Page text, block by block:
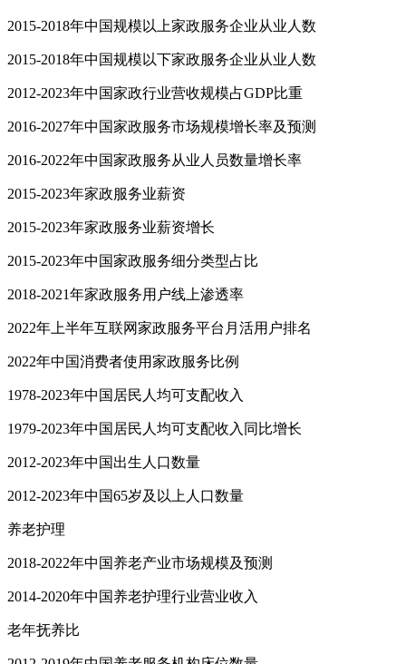
2015-2018年中国规模以上家政服务企业从业人数
2015-2018年中国规模以下家政服务企业从业人数
2012-2023年中国家政行业营收规模占GDP比重
2016-2027年中国家政服务市场规模增长率及预测
2016-2022年中国家政服务从业人员数量增长率
2015-2023年家政服务业薪资
2015-2023年家政服务业薪资增长
2015-2023年中国家政服务细分类型占比
2018-2021年家政服务用户线上渗透率
2022年上半年互联网家政服务平台月活用户排名
2022年中国消费者使用家政服务比例
1978-2023年中国居民人均可支配收入
1979-2023年中国居民人均可支配收入同比增长
2012-2023年中国出生人口数量
2012-2023年中国65岁及以上人口数量
养老护理
2018-2022年中国养老产业市场规模及预测
2014-2020年中国养老护理行业营业收入
老年抚养比